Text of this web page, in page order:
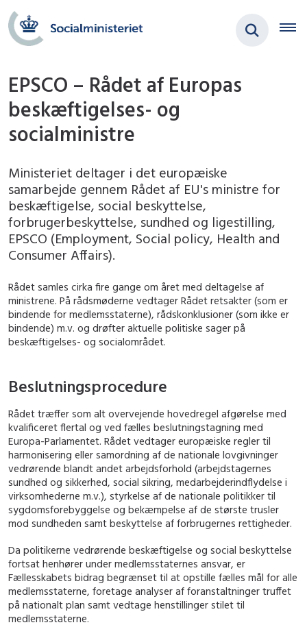
EPSCO – Rådet af Europas
beskæftigelses- og
socialministre
Ministeriet deltager i det europæiske
samarbejde gennem Rådet af EU's ministre for
beskæftigelse, social beskyttelse,
forbrugerbeskyttelse, sundhed og ligestilling,
EPSCO (Employment, Social policy, Health and
Consumer Affairs).
Rådet samles cirka fire gange om året med deltagelse af
ministrene. På rådsmøderne vedtager Rådet retsakter (som er
bindende for medlemsstaterne), rådskonklusioner (som ikke er
bindende) m.v. og drøfter aktuelle politiske sager på
beskæftigelses- og socialområdet.
Beslutningsprocedure
Rådet træffer som alt overvejende hovedregel afgørelse med
kvalificeret flertal og ved fælles beslutningstagning med
Europa-Parlamentet. Rådet vedtager europæiske regler til
harmonisering eller samordning af de nationale lovgivninger
vedrørende blandt andet arbejdsforhold (arbejdstagernes
sundhed og sikkerhed, social sikring, medarbejderindflydelse i
virksomhederne m.v.), styrkelse af de nationale politikker til
sygdomsforebyggelse og bekæmpelse af de største trusler
mod sundheden samt beskyttelse af forbrugernes rettigheder.
Da politikerne vedrørende beskæftigelse og social beskyttelse
fortsat henhører under medlemsstaternes ansvar, er
Fællesskabets bidrag begrænset til at opstille fælles mål for alle
medlemssta­terne, foretage analyser af foranstaltninger truffet
på nationalt plan samt vedtage henstillinger stilet til
medlemsstaterne.